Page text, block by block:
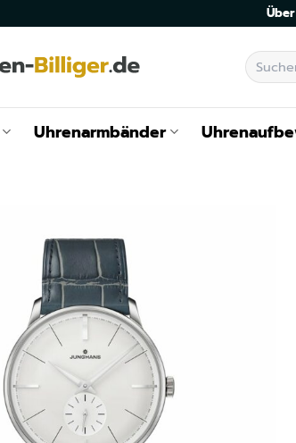
Suchen
nach:
Uhrenarmbänder